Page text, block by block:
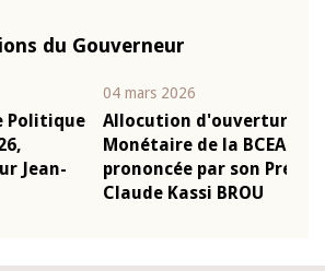
du Gouverneur
du Comité de Politique
BCEAO du 4 mars 2026,
son Président Monsieur Jean-